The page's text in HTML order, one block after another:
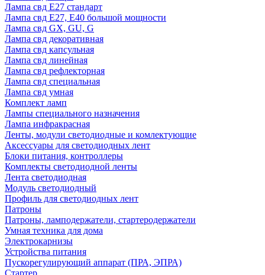
Лампа свд E27 стандарт
Лампа свд E27, Е40 большой мощности
Лампа свд GX, GU, G
Лампа свд декоративная
Лампа свд капсульная
Лампа свд линейная
Лампа свд рефлекторная
Лампа свд специальная
Лампа свд умная
Комплект ламп
Лампы специального назначения
Лампа инфракрасная
Ленты, модули светодиодные и комлектующие
Аксессуары для светодиодных лент
Блоки питания, контроллеры
Комплекты светодиодной ленты
Лента светодиодная
Модуль светодиодный
Профиль для светодиодных лент
Патроны
Патроны, ламподержатели, стартеродержатели
Умная техника для дома
Электрокарнизы
Устройства питания
Пускорегулирующий аппарат (ПРА, ЭПРА)
Стартер